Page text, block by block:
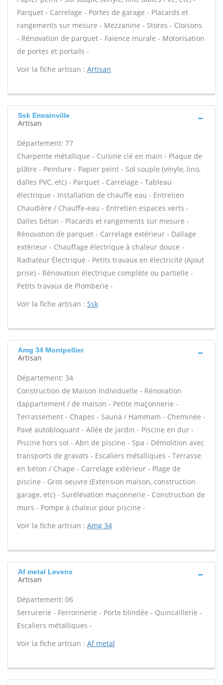
Parquet - Carrelage - Portes de garage - Placards et
rangements sur mesure - Mezzanine - Stores - Cloisons
- Rénovation de parquet - Faïence murale - Motorisation
de portes et portails -
Voir la fiche artisan : Artisan
Ssk Emrainville
Artisan
Département: 77
Charpente métallique - Cuisine clé en main - Plaque de
plâtre - Peinture - Papier peint - Sol souple (vinyle, lino,
dalles PVC, etc) - Parquet - Carrelage - Tableau
électrique - Installation de chauffe eau - Entretien
Chaudière / Chauffe-eau - Entretien espaces verts -
Dalles béton - Placards et rangements sur mesure -
Rénovation de parquet - Carrelage extérieur - Dallage
extérieur - Chauffage électrique à chaleur douce -
Radiateur Électrique - Petits travaux en électricité (Ajout
prise) - Rénovation électrique complète ou partielle -
Petits travaux de Plomberie -
Voir la fiche artisan : Ssk
Amg 34 Montpellier
Artisan
Département: 34
Construction de Maison Individuelle - Rénovation
dappartement / de maison - Petite maçonnerie -
Terrassement - Chapes - Sauna / Hammam - Cheminée -
Pavé autobloquant - Allée de jardin - Piscine en dur -
Piscine hors sol - Abri de piscine - Spa - Démolition avec
transports de gravats - Escaliers métalliques - Terrasse
en béton / Chape - Carrelage extérieur - Plage de
piscine - Gros oeuvre (Extension maison, construction
garage, etc) - Surélévation maçonnerie - Construction de
murs - Pompe à chaleur pour piscine -
Voir la fiche artisan : Amg 34
Af metal Levens
Artisan
Département: 06
Serrurerie - Ferronnerie - Porte blindée - Quincaillerie -
Escaliers métalliques -
Voir la fiche artisan : Af metal